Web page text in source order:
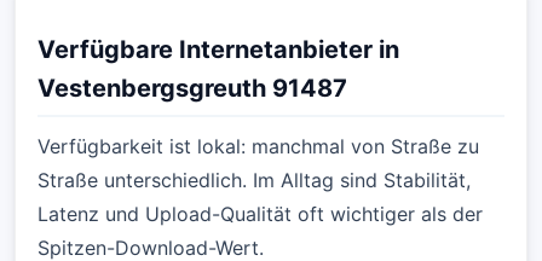
Verfügbare Internetanbieter in
Vestenbergsgreuth 91487
Verfügbarkeit ist lokal: manchmal von Straße zu
Straße unterschiedlich. Im Alltag sind Stabilität,
Latenz und Upload-Qualität oft wichtiger als der
Spitzen-Download-Wert.